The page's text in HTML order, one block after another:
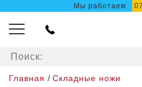
Мы работаем
Главная / Складные ножи